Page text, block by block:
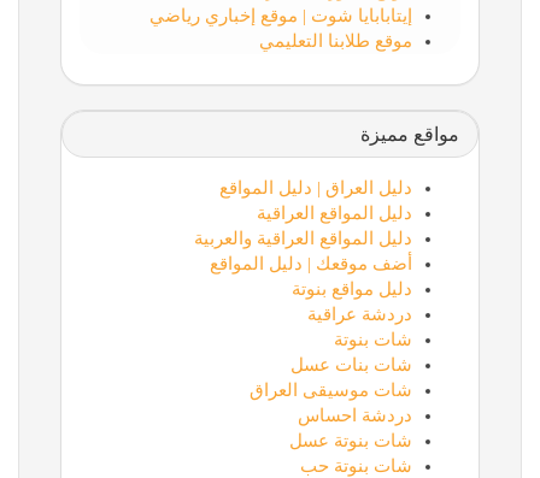
إيتابابايا شوت | موقع إخباري رياضي
موقع طلابنا التعليمي
مواقع مميزة
دليل العراق | دليل المواقع
دليل المواقع العراقية
دليل المواقع العراقية والعربية
أضف موقعك | دليل المواقع
دليل مواقع بنوتة
دردشة عراقية
شات بنوتة
شات بنات عسل
شات موسيقى العراق
دردشة احساس
شات بنوتة عسل
شات بنوتة حب